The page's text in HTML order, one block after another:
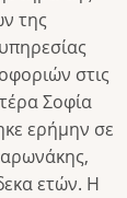
της
στις
Σοφία
ερήμην σε
ετών. Η